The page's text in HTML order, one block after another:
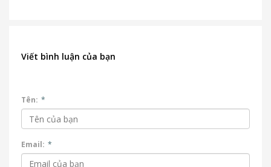
Viết bình luận của bạn
Tên: *
Email: *